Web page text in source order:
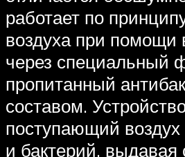
работает по
воздуха при помощи
через специальный
пропитанный
составом.
поступающий
и бактерий, выдавая